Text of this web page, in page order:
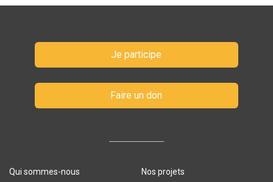
Je participe
Faire un don
Qui sommes-nous Nos projets